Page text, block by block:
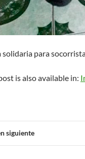
solidaria para
is also available in:
siguiente